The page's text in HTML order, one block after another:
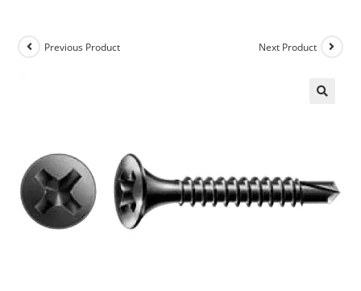
Previous Product Next Product